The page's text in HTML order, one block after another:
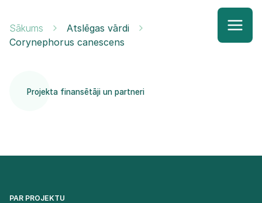
Sākums
Atslēgas vārdi
Corynephorus canescens
Projekta finansētāji un partneri
PAR PROJEKTU